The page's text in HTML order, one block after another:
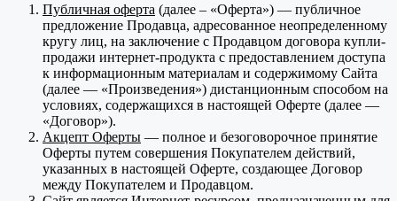
Публичная оферта (далее – «Оферта») — публичное
предложение Продавца, адресованное неопределенному
кругу лиц, на заключение с Продавцом договора купли-
продажи интернет-продукта с предоставлением доступа
к информационным материалам и содержимому Сайта
(далее — «Произведения») дистанционным способом на
условиях, содержащихся в настоящей Оферте (далее —
«Договор»).
Акцепт Оферты — полное и безоговорочное принятие
Оферты путем совершения Покупателем действий,
указанных в настоящей Оферте, создающее Договор
между Покупателем и Продавцом.